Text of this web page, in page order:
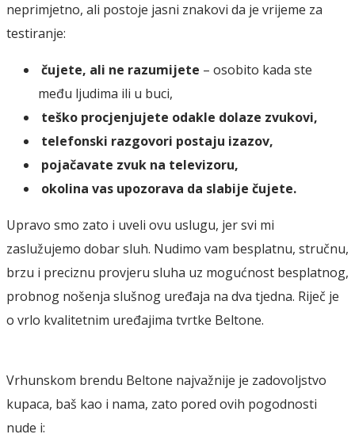
neprimjetno, ali postoje jasni znakovi da je vrijeme za
testiranje:
čujete, ali ne razumijete – osobito kada ste
među ljudima ili u buci,
teško procjenjujete odakle dolaze zvukovi,
telefonski razgovori postaju izazov,
pojačavate zvuk na televizoru,
okolina vas upozorava da slabije čujete.
Upravo smo zato i uveli ovu uslugu, jer svi mi
zaslužujemo dobar sluh. Nudimo vam besplatnu, stručnu,
brzu i preciznu provjeru sluha uz mogućnost besplatnog,
probnog nošenja slušnog uređaja na dva tjedna. Riječ je
o vrlo kvalitetnim uređajima tvrtke Beltone.
Vrhunskom brendu Beltone najvažnije je zadovoljstvo
kupaca, baš kao i nama, zato pored ovih pogodnosti
nude i: